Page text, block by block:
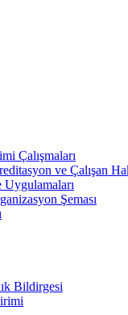
Çalışmaları
ve Çalışan
Şeması
Bildirgesi